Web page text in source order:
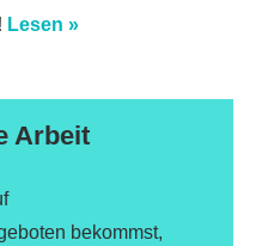
Lesen »
Arbeit
bekommst,